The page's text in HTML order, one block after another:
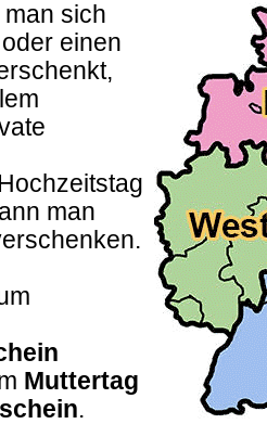
sich
einen
man
Muttertag
.